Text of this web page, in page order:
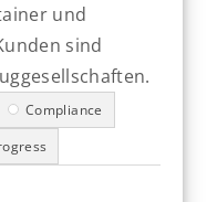
und
sind
Compliance